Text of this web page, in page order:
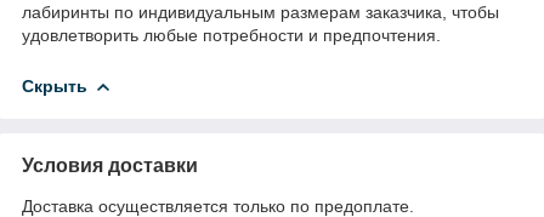
лабиринты по индивидуальным размерам заказчика, чтобы
удовлетворить любые потребности и предпочтения.
Скрыть
Условия доставки
Доставка осуществляется только по предоплате.